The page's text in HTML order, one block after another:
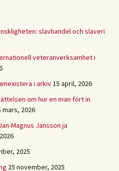
slavhandel och slaveri
veteranverksamhet i
i arkiv15 april, 2026
om hur en man fört in
mars, 2026
Magnus Jansson ja
2025
25 november, 2025